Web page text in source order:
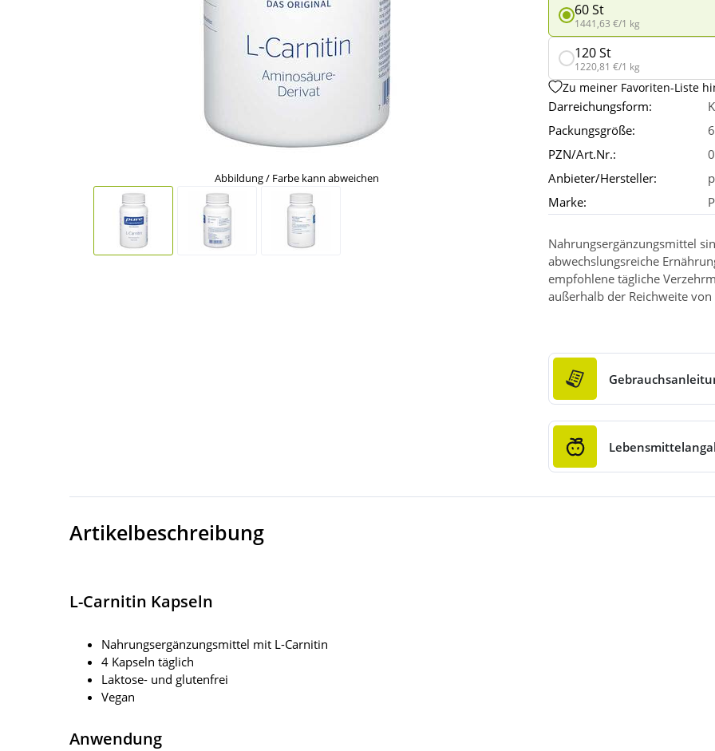
Abbildung / Farbe kann abweichen
60 St
1441,63 €/1 kg
120 St
1220,81 €/1 kg
Zu meiner Favoriten-Liste
Darreichungsform:
Packungsgröße:
PZN/Art.Nr.:
Anbieter/Hersteller:
Marke:
Nahrungsergänzungsmittel
abwechslungsreiche
empfohlene tägliche
außerhalb der Reichweite
Artikelbeschreibung
L-Carnitin Kapseln
Nahrungsergänzungsmittel mit L-Carnitin
4 Kapseln täglich
Laktose- und glutenfrei
Vegan
Anwendung